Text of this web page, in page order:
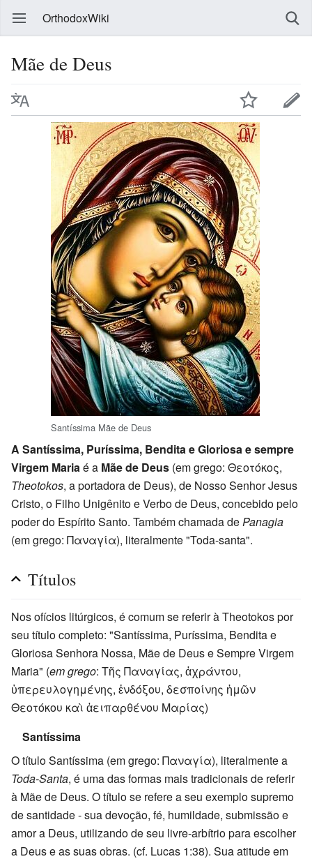
OrthodoxWiki
Mãe de Deus
Santíssima Mãe de Deus
A Santíssima, Puríssima, Bendita e Gloriosa e sempre
Virgem Mariaé a Mãe de Deus (em grego: Θεοτόκος,
Theotokos, a portadora de Deus), de Nosso Senhor Jesus
Cristo, o Filho Unigênito e Verbo de Deus, concebido pelo
poder do Espírito Santo. Também chamada dePanagia
(em grego: Παναγία), literalmente "Toda-santa".
Títulos
Nos ofícios litúrgicos, é comum se referir à Theotokos por
seu título completo: "Santíssima, Puríssima, Bendita e
Gloriosa Senhora Nossa, Mãe de Deus e Sempre Virgem
Maria" (em grego: Τῆς Παναγίας, ἀχράντου,
ὑπερευλογημένης, ἐνδόξου, δεσποίνης ἡμῶν
Θεοτόκου καὶ ἀειπαρθένου Μαρίας)
Santíssima
O título Santíssima (em grego: Παναγία), literalmente a
Toda-Santa, é uma das formas mais tradicionais de referir
à Mãe de Deus. O título se refere a seu exemplo supremo
de santidade - sua devoção, fé, humildade, submissão e
amor a Deus, utilizando de seu livre-arbítrio para escolher
a Deus e as suas obras. (cf. Lucas 1:38). Sua atitude em